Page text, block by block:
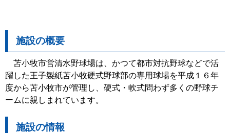
施設の概要
苫小牧市営清水野球場は、かつて都市対抗野球などで活
躍した王子製紙苫小牧硬式野球部の専用球場を平成１６年
度から苫小牧市が管理し、硬式・軟式問わず多くの野球チ
ームに親しまれています。
施設の情報